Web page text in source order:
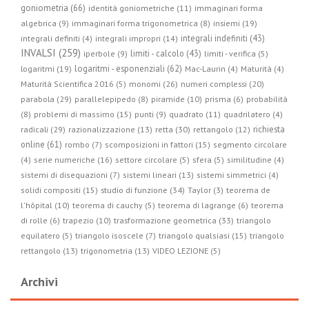
goniometria (66) identità goniometriche (11) immaginari forma
algebrica (9) immaginari forma trigonometrica (8) insiemi (19)
integrali definiti (4) integrali impropri (14) integrali indefiniti (43)
INVALSI (259) iperbole (9) limiti - calcolo (43) limiti - verifica (5)
logaritmi (19) logaritmi - esponenziali (62) Mac-Laurin (4) Maturità (4)
Maturità Scientifica 2016 (5) monomi (26) numeri complessi (20)
parabola (29) parallelepipedo (8) piramide (10) prisma (6) probabilità
(8) problemi di massimo (15) punti (9) quadrato (11) quadrilatero (4)
radicali (29) razionalizzazione (13) retta (30) rettangolo (12) richiesta
online (61) rombo (7) scomposizioni in fattori (15) segmento circolare
(4) serie numeriche (16) settore circolare (5) sfera (5) similitudine (4)
sistemi di disequazioni (7) sistemi lineari (13) sistemi simmetrici (4)
solidi compositi (15) studio di funzione (34) Taylor (3) teorema de
l'hôpital (10) teorema di cauchy (5) teorema di lagrange (6) teorema
di rolle (6) trapezio (10) trasformazione geometrica (33) triangolo
equilatero (5) triangolo isoscele (7) triangolo qualsiasi (15) triangolo
rettangolo (13) trigonometria (13) VIDEO LEZIONE (5)
Archivi